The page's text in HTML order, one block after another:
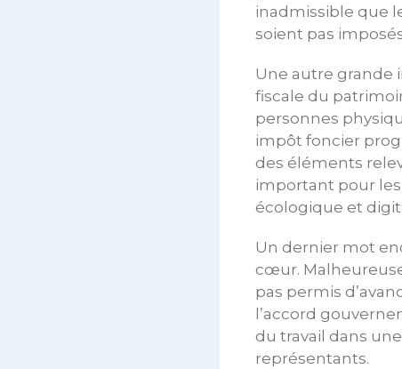
inadmissible que
soient pas
Une autre grande
fiscale du
personnes
impôt foncier
des éléments
important pour les
écologique et
Un dernier mot
cœur.
pas permis
l’accord
du travail dans
représentants.